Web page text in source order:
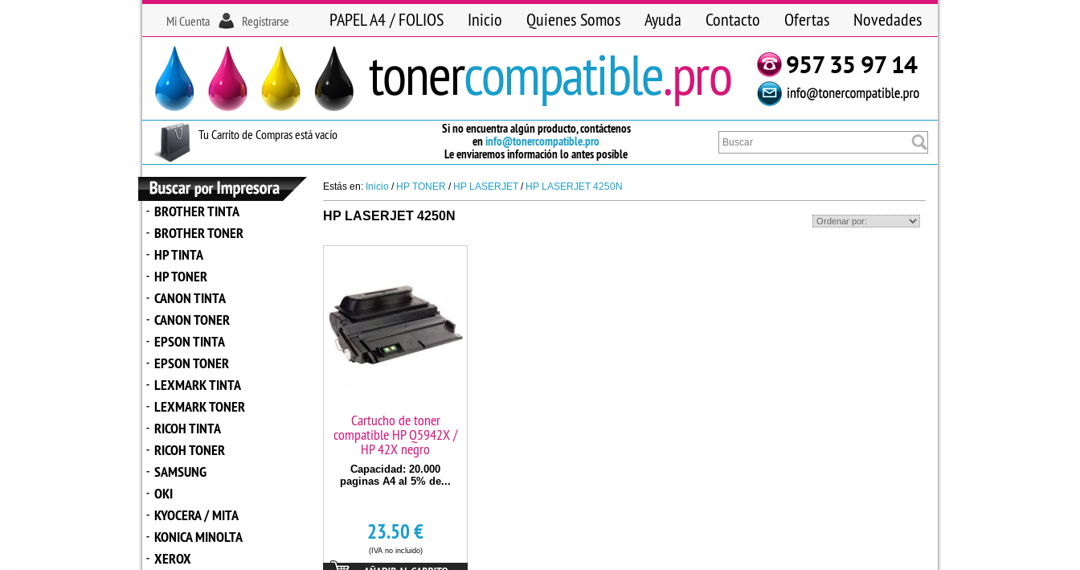
Mi Cuenta Registrarse PAPEL A4 / FOLIOS Inicio Quienes Somos Ayuda Contacto Ofertas Novedades
Si no encuentra algún producto, contáctenos
eninfo@tonercompatible.pro
Le enviaremos información lo antes posible
Tu Carrito de Compras está vacío
- BROTHER TINTA
- BROTHER TONER
- HP TINTA
- HP TONER
- CANON TINTA
- CANON TONER
- EPSON TINTA
- EPSON TONER
- LEXMARK TINTA
- LEXMARK TONER
- RICOH TINTA
- RICOH TONER
- SAMSUNG
- OKI
- KYOCERA / MITA
- KONICA MINOLTA
- XEROX
Estás en: Inicio / HP TONER / HP LASERJET / HP LASERJET 4250N
HP LASERJET 4250N
Cartucho de toner
compatible HP Q5942X /
HP 42X negro
Capacidad: 20.000
paginas A4 al 5% de...
23.50€
(IVA no incluido)